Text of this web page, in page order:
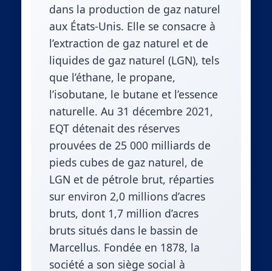
dans la production de gaz naturel
aux États-Unis. Elle se consacre à
l’extraction de gaz naturel et de
liquides de gaz naturel (LGN), tels
que l’éthane, le propane,
l’isobutane, le butane et l’essence
naturelle. Au 31 décembre 2021,
EQT détenait des réserves
prouvées de 25 000 milliards de
pieds cubes de gaz naturel, de
LGN et de pétrole brut, réparties
sur environ 2,0 millions d’acres
bruts, dont 1,7 million d’acres
bruts situés dans le bassin de
Marcellus. Fondée en 1878, la
société a son siège social à